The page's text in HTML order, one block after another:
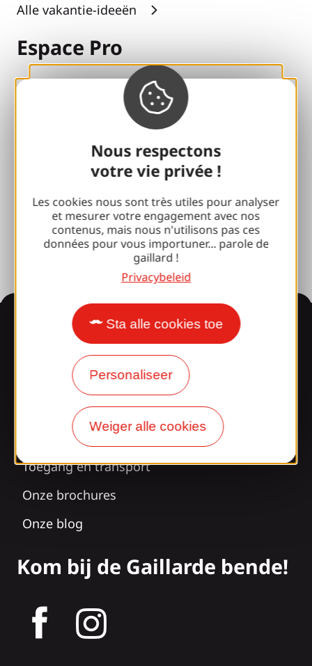
Nous respectons
votre vie privée !
Les cookies nous sont très utiles pour analyser
et mesurer votre engagement avec nos
contenus, mais nous n'utilisons pas ces
données pour vous importuner... parole de
gaillard !
Privacybeleid
Sta alle cookies toe
Personaliseer
Weiger alle cookies
Alle vakantie-ideeën
Espace Pro
Groepen
Brive 100% Evenement
Fotobibliotheek
Perszaal
Informatie
Verrast door ons
ontwerp?
Onze openingstijden
Toegang en transport
Onze brochures
Onze blog
Kom bij de Gaillarde bende!